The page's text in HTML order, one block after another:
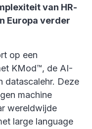
van HR-
Europa verder
op een
KMod™, de AI-
datascalehr. Deze
machine
wereldwijde
large language